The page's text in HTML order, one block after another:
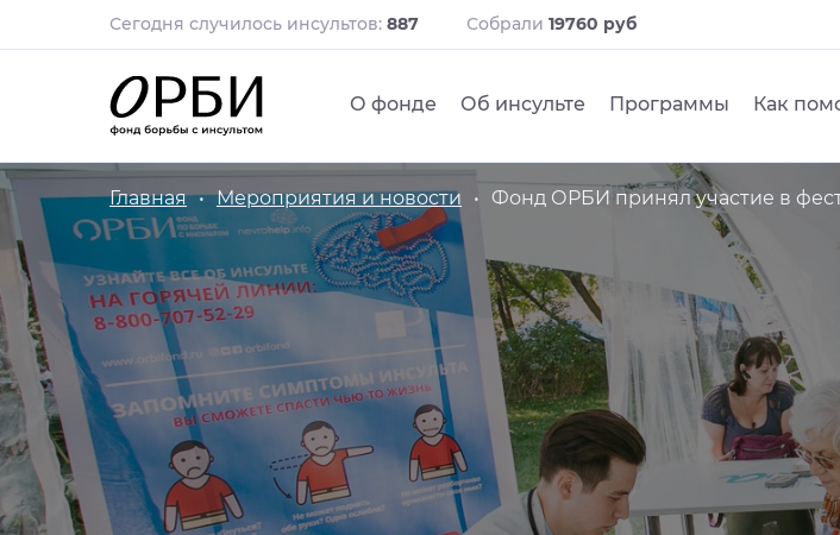
Сегодня случилось инсультов: 887 Собрали 19760 руб
О фонде Об инсульте Программы Как
Главная Мероприятия и новости Фонд ОРБИ принял участие в